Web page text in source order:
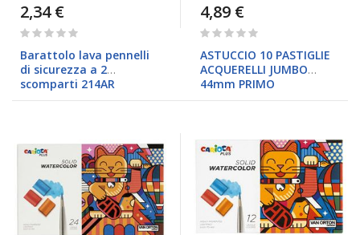
2,34 €
Rating:
Barattolo lava pennelli
di sicurezza a 2
scomparti 214AR
4,89 €
Rating:
ASTUCCIO 10 PASTIGLIE
ACQUERELLI JUMBO
44mm PRIMO